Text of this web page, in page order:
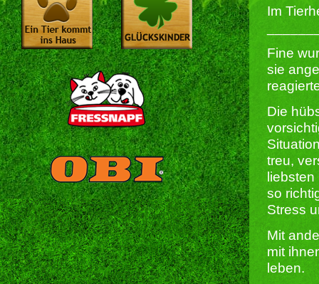
Im
Fine
sie
Die
treu,
liebsten
so
Stress
Mit
mit
leben.